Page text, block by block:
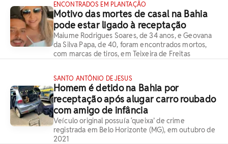
ENCONTRADOS EM PLANTAÇÃO
Motivo das mortes de casal na Bahia
pode estar ligado à receptação
Maiume Rodrigues Soares, de 34 anos, e Geovana
da Silva Papa, de 40, foram encontrados mortos,
com marcas de tiros, em Teixeira de Freitas
SANTO ANTÔNIO DE JESUS
Homem é detido na Bahia por
receptação após alugar carro roubado
com amigo de infância
Veículo original possuía ‘queixa’ de crime
registrada em Belo Horizonte (MG), em outubro de
2021